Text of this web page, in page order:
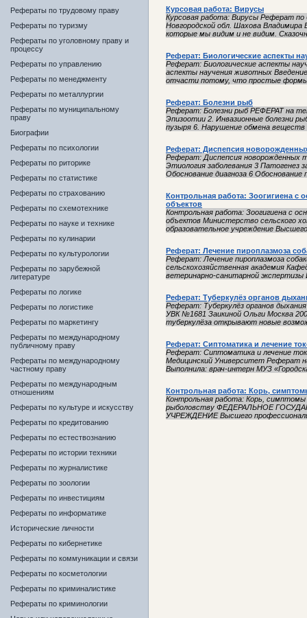
Рефераты по трудовому праву
Рефераты по туризму
Рефераты по уголовному праву и
процессу
Рефераты по управлению
Рефераты по менеджменту
Рефераты по металлургии
Рефераты по муниципальному
праву
Биографии
Рефераты по психологии
Рефераты по риторике
Рефераты по статистике
Рефераты по страхованию
Рефераты по схемотехнике
Рефераты по науке и технике
Рефераты по кулинарии
Рефераты по культурологии
Рефераты по зарубежной
литературе
Рефераты по логике
Рефераты по логистике
Рефераты по маркетингу
Рефераты по международному
публичному праву
Рефераты по международному
частному праву
Рефераты по международным
отношениям
Рефераты по культуре и искусству
Рефераты по кредитованию
Рефераты по естествознанию
Рефераты по истории техники
Рефераты по журналистике
Рефераты по зоологии
Рефераты по инвестициям
Рефераты по информатике
Исторические личности
Рефераты по кибернетике
Рефераты по коммуникации и связи
Рефераты по косметологии
Рефераты по криминалистике
Рефераты по криминологии
Курсовая работа: Вирусы
Курсовая работа: Вирусы Реферат
Новгородской обл. Шахова Владимира
которые мы видим и не видим.
Реферат: Биологические аспекты
Реферат: Биологические аспекты
аспекты научения животных
отчасти потому, что простые формы
Реферат: Болезни рыб
Реферат: Болезни рыб РЕФЕРАТ на
Эпизоотии 2. Инвазионные болезни
пузыря 6. Нарушение обмена веществ
Реферат: Диспепсия
Реферат: Диспепсия новорожденных
Этиология заболевания 3 Патогенез
Обоснование диагноза 6 Обоснование
Контрольная работа: Зоогигиена с
объектов
Контрольная работа: Зоогигиена с
объектов Министерство сельского
образовательное учреждение
Реферат: Лечение пироплазмоза
Реферат: Лечение пироплазмоза
сельскохозяйственная академия
ветеринарно-санитарной
Реферат: Туберкулёз органов
Реферат: Туберкулёз органов
УВК №1681 Заикиной Ольги Москва
туберкулёза открывают новые
Реферат: Сиптоматика и лечение
Реферат: Сиптоматика и лечение
Медицинский Университет Реферат
Выполнила: врач-интерн МУЗ
Контрольная работа: Корь,
Контрольная работа: Корь,
рыболовству ФЕДЕРАЛЬНОЕ
УЧРЕЖДЕНИЕ Высшего